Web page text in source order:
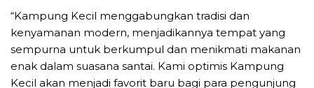
“Kampung Kecil menggabungkan tradisi dan
kenyamanan modern, menjadikannya tempat yang
sempurna untuk berkumpul dan menikmati makanan
enak dalam suasana santai. Kami optimis Kampung
Kecil akan menjadi favorit baru bagi para pengunjung